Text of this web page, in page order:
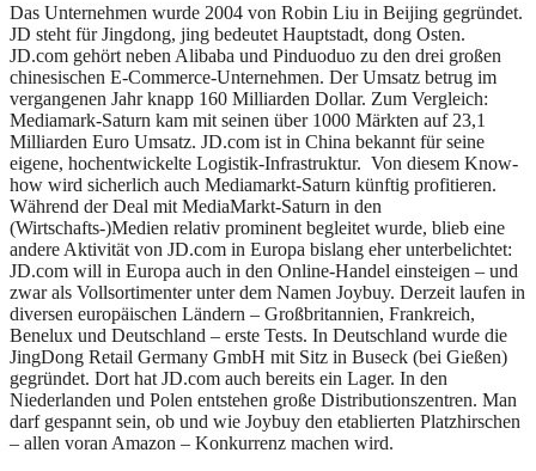
Das Unternehmen wurde 2004 von Robin Liu in Beijing gegründet.
JD steht für Jingdong, jing bedeutet Hauptstadt, dong Osten.
JD.com gehört neben Alibaba und Pinduoduo zu den drei großen
chinesischen E-Commerce-Unternehmen. Der Umsatz betrug im
vergangenen Jahr knapp 160 Milliarden Dollar. Zum Vergleich:
Mediamark-Saturn kam mit seinen über 1000 Märkten auf 23,1
Milliarden Euro Umsatz. JD.com ist in China bekannt für seine
eigene, hochentwickelte Logistik-Infrastruktur. Von diesem Know-
how wird sicherlich auch Mediamarkt-Saturn künftig profitieren.
Während der Deal mit MediaMarkt-Saturn in den
(Wirtschafts-)Medien relativ prominent begleitet wurde, blieb eine
andere Aktivität von JD.com in Europa bislang eher unterbelichtet:
JD.com will in Europa auch in den Online-Handel einsteigen – und
zwar als Vollsortimenter unter dem Namen Joybuy. Derzeit laufen in
diversen europäischen Ländern – Großbritannien, Frankreich,
Benelux und Deutschland – erste Tests. In Deutschland wurde die
JingDong Retail Germany GmbH mit Sitz in Buseck (bei Gießen)
gegründet. Dort hat JD.com auch bereits ein Lager. In den
Niederlanden und Polen entstehen große Distributionszentren. Man
darf gespannt sein, ob und wie Joybuy den etablierten Platzhirschen
– allen voran Amazon – Konkurrenz machen wird.